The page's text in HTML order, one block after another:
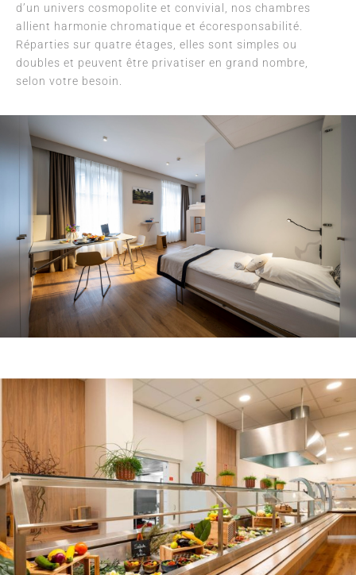
d’un univers cosmopolite et convivial, nos chambres
allient harmonie chromatique et écoresponsabilité.
Réparties sur quatre étages, elles sont simples ou
doubles et peuvent être privatiser en grand nombre,
selon votre besoin.